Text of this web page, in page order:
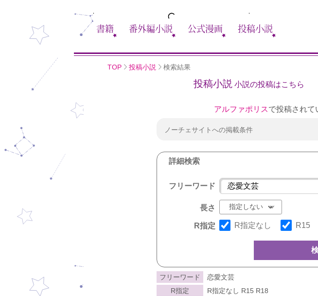
書籍 番外編小説 公式漫画 投稿小説
TOP 投稿小説 検索結果
投稿小説 小説の投稿はこちら
アルファポリスで投稿されて
ノーチェサイトへの掲載条件
詳細検索
フリーワード
長さ
R指定 R指定なし R15
フリーワード
恋愛文芸
R指定
R指定なし R15 R18